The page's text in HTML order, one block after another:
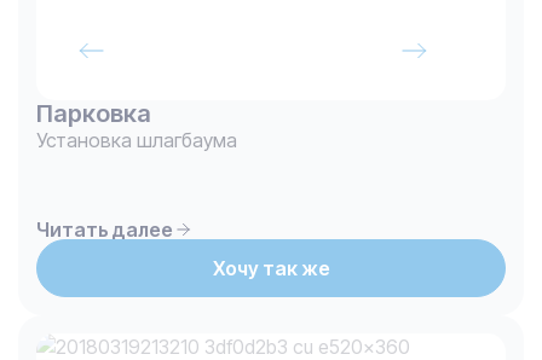
Парковка
Установка шлагбаума
Читать далее
Хочу так же